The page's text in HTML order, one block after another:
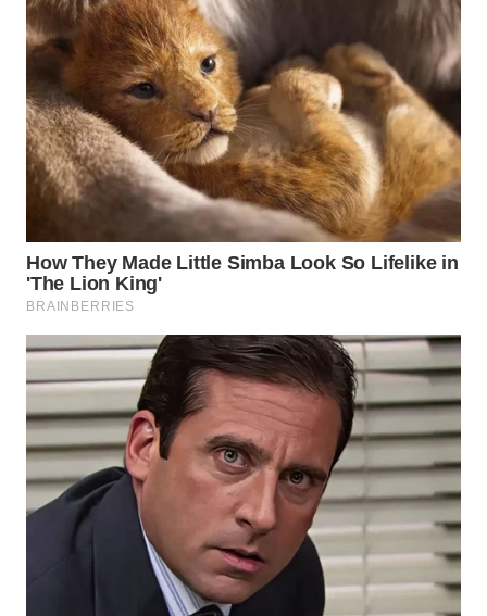
SUBANG
SUKABUMI
WN
PURWAKARTA
PRIANGAN
TIMUR
WN
SEMARANG
WN
WN
BOROBUDUR